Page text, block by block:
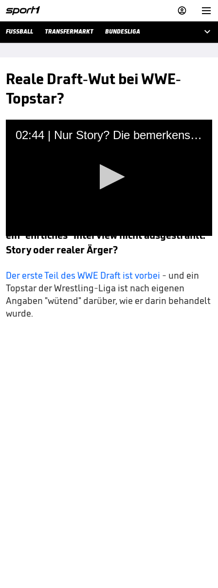


FUSSBALL TRANSFERMARKT BUNDESLIGA 
Reale Draft-Wut bei WWE-
Topstar?
02:44 | Nur Story? Die bemerkenswerte Abrechnung eines WWE-Stars
0
seconds
of
minutes,
44
seconds
ein "ehrliches" Interview nicht ausgestrahlt.
Story oder realer Ärger?
Der erste Teil des WWE Draft ist vorbei - und ein
Topstar der Wrestling-Liga ist nach eigenen
Angaben "wütend" darüber, wie er darin behandelt
wurde.